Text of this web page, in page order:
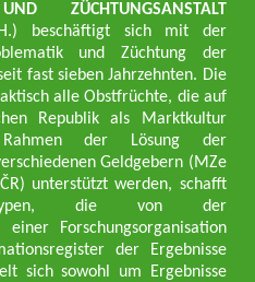
ZÜCHTUNGSANSTALT
beschäftigt sich mit der
und Züchtung der
fast sieben Jahrzehnten. Die
alle Obstfrüchte, die auf
Republik als Marktkultur
der Lösung der
Geldgebern (MZe
unterstützt werden, schafft
die von der
einer Forschungsorganisation
der Ergebnisse
sich sowohl um Ergebnisse